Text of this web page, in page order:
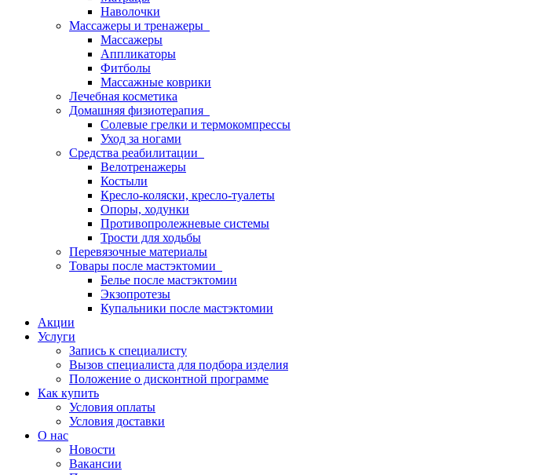
Наволочки
Массажеры и тренажеры
Массажеры
Аппликаторы
Фитболы
Массажные коврики
Лечебная косметика
Домашняя физиотерапия
Солевые грелки и термокомпрессы
Уход за ногами
Средства реабилитации
Велотренажеры
Костыли
Кресло-коляски, кресло-туалеты
Опоры, ходунки
Противопролежневые системы
Трости для ходьбы
Перевязочные материалы
Товары после мастэктомии
Белье после мастэктомии
Экзопротезы
Купальники после мастэктомии
Акции
Услуги
Запись к специалисту
Вызов специалиста для подбора изделия
Положение о дисконтной программе
Как купить
Условия оплаты
Условия доставки
О нас
Новости
Вакансии